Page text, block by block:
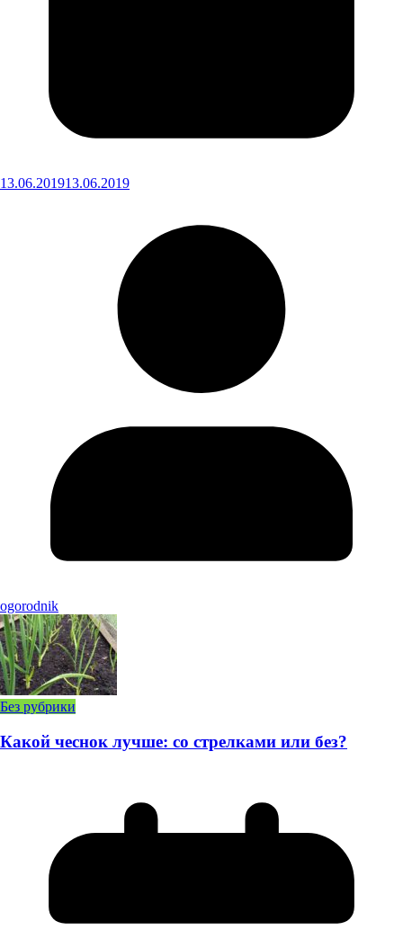
13.06.201913.06.2019
ogorodnik
Без рубрики
Какой чеснок лучше: со стрелками или без?